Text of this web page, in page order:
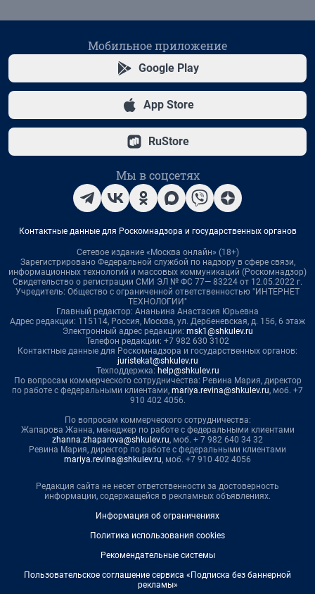
Мобильное приложение
Google Play
App Store
RuStore
Мы в соцсетях
Контактные данные для Роскомнадзора и государственных органов
Сетевое издание «Москва онлайн» (18+)
Зарегистрировано Федеральной службой по надзору в сфере связи,
информационных технологий и массовых коммуникаций (Роскомнадзор)
Свидетельство о регистрации СМИ ЭЛ № ФС 77— 83224 от 12.05.2022 г.
Учредитель: Общество с ограниченной ответственностью "ИНТЕРНЕТ
ТЕХНОЛОГИИ"
Главный редактор: Ананьина Анастасия Юрьевна
Адрес редакции: 115114, Россия, Москва, ул. Дербеневская, д. 15б, 6 этаж
Электронный адрес редакции: msk1@shkulev.ru
Телефон редакции: +7 982 630 3102
Контактные данные для Роскомнадзора и государственных органов:
juristekat@shkulev.ru
Техподдержка: help@shkulev.ru
По вопросам коммерческого сотрудничества: Ревина Мария, директор
по работе с федеральными клиентами, mariya.revina@shkulev.ru, моб. +7
910 402 4056.
По вопросам коммерческого сотрудничества:
Жапарова Жанна, менеджер по работе с федеральными клиентами
zhanna.zhaparova@shkulev.ru, моб. + 7 982 640 34 32
Ревина Мария, директор по работе с федеральными клиентами
mariya.revina@shkulev.ru, моб. +7 910 402 4056
Редакция сайта не несет ответственности за достоверность
информации, содержащейся в рекламных объявлениях.
Информация об ограничениях
Политика использования cookies
Рекомендательные системы
Пользовательское соглашение сервиса «Подписка без баннерной
рекламы»